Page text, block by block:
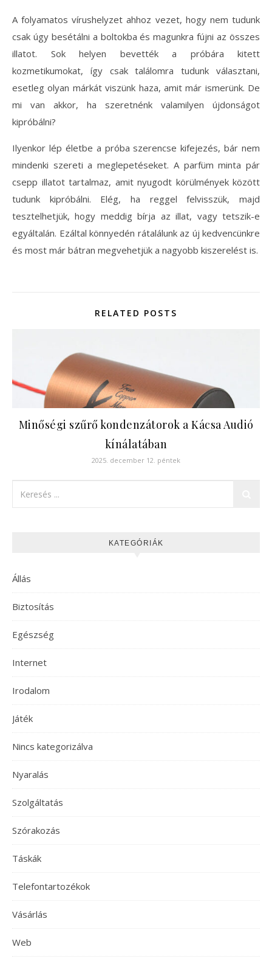
A folyamatos vírushelyzet ahhoz vezet, hogy nem tudunk
csak úgy besétálni a boltokba és magunkra fújni az összes
illatot. Sok helyen bevették a próbára kitett
kozmetikumokat, így csak találomra tudunk választani,
esetleg olyan márkát viszünk haza, amit már ismerünk. De
mi van akkor, ha szeretnénk valamilyen újdonságot
kipróbálni?
Ilyenkor lép életbe a próba szerencse kifejezés, bár nem
mindenki szereti a meglepetéseket. A parfüm minta pár
csepp illatot tartalmaz, amit nyugodt körülmények között
tudunk kipróbálni. Elég, ha reggel felvisszük, majd
tesztelhetjük, hogy meddig bírja az illat, vagy tetszik-e
egyáltalán. Ezáltal könnyedén rátalálunk az új kedvencünkre
és most már bátran megvehetjük a nagyobb kiszerelést is.
RELATED POSTS
Minőségi szűrő kondenzátorok a Kácsa Audió
kínálatában
2025. december 12. péntek
KATEGÓRIÁK
Állás
Biztosítás
Egészség
Internet
Irodalom
Játék
Nincs kategorizálva
Nyaralás
Szolgáltatás
Szórakozás
Táskák
Telefontartozékok
Vásárlás
Web